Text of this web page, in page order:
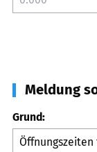
Meldung
Grund: